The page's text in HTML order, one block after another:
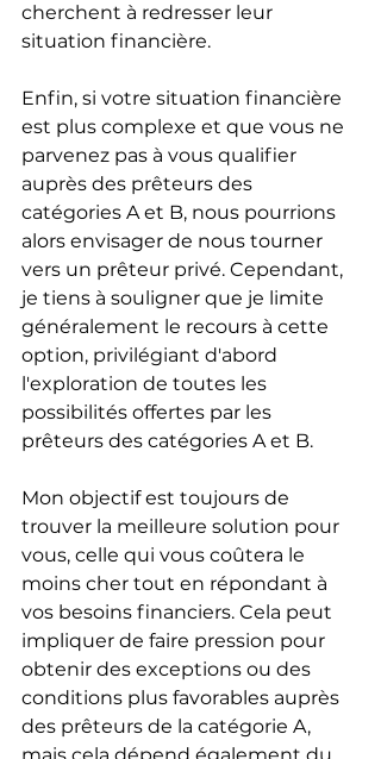
cherchent à redresser leur
situation financière.
Enfin, si votre situation financière
est plus complexe et que vous ne
parvenez pas à vous qualifier
auprès des prêteurs des
catégories A et B, nous pourrions
alors envisager de nous tourner
vers un prêteur privé. Cependant,
je tiens à souligner que je limite
généralement le recours à cette
option, privilégiant d'abord
l'exploration de toutes les
possibilités offertes par les
prêteurs des catégories A et B.
Mon objectif est toujours de
trouver la meilleure solution pour
vous, celle qui vous coûtera le
moins cher tout en répondant à
vos besoins financiers. Cela peut
impliquer de faire pression pour
obtenir des exceptions ou des
conditions plus favorables auprès
des prêteurs de la catégorie A,